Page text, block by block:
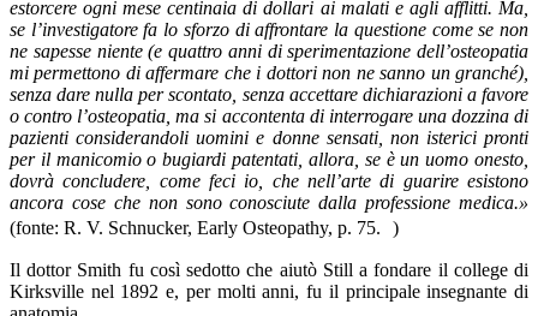
estorcere ogni mese centinaia di dollari ai malati e agli afflitti. Ma,
se l’investigatore fa lo sforzo di affrontare la questione come se non
ne sapesse niente (e quattro anni di sperimentazione dell’osteopatia
mi permettono di affermare che i dottori non ne sanno un granché),
senza dare nulla per scontato, senza accettare dichiarazioni a favore
o contro l’osteopatia, ma si accontenta di interrogare una dozzina di
pazienti considerandoli uomini e donne sensati, non isterici pronti
per il manicomio o bugiardi patentati, allora, se è un uomo onesto,
dovrà concludere, come feci io, che nell’arte di guarire esistono
ancora cose che non sono conosciute dalla professione medica.»
(fonte: R. V. Schnucker, Early Osteopathy, p. 75. )
Il dottor Smith fu così sedotto che aiutò Still a fondare il college di
Kirksville nel 1892 e, per molti anni, fu il principale insegnante di